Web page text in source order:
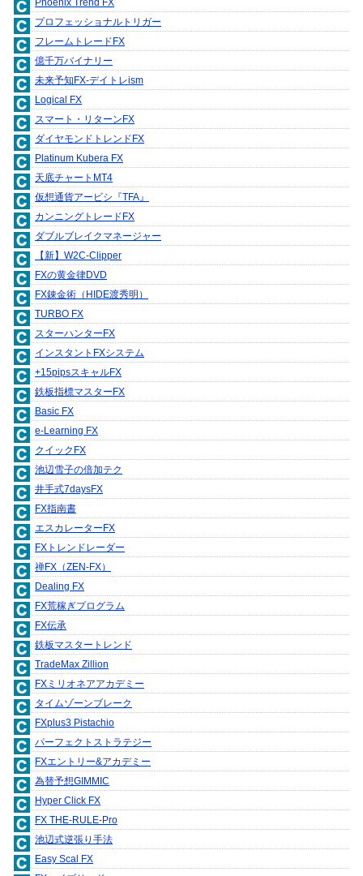
Phoenix Trend FX
プロフェッショナルトリガー
フレームトレードFX
億千万バイナリー
未来予知FX-デイトレism
Logical FX
スマート・リターンFX
ダイヤモンドトレンドFX
Platinum Kubera FX
天底チャートMT4
仮想通貨アービシ『TFA』
カンニングトレードFX
ダブルブレイクマネージャー
【新】W2C-Clipper
FXの黄金律DVD
FX錬金術（HIDE渡秀明）
TURBO FX
スターハンターFX
インスタントFXシステム
+15pipsスキャルFX
鉄板指標マスターFX
Basic FX
e-Learning FX
クイックFX
池辺雪子の倍加テク
井手式7daysFX
FX指南書
エスカレーターFX
FXトレンドレーダー
禅FX（ZEN-FX）
Dealing FX
FX荒稼ぎプログラム
FX伝承
鉄板マスタートレンド
TradeMax Zillion
FXミリオネアアカデミー
タイムゾーンブレーク
FXplus3 Pistachio
パーフェクトストラテジー
FXエントリー&アカデミー
為替予想GIMMIC
Hyper Click FX
FX THE-RULE-Pro
池辺式逆張り手法
Easy Scal FX